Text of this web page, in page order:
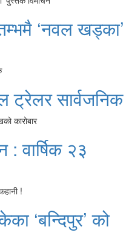
‘नवल खड्का’
ट्रेलर सार्वजनिक
: वार्षिक २३
‘बन्दिपुर’ को